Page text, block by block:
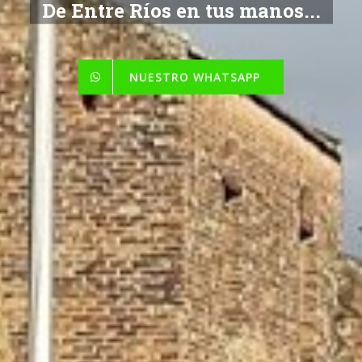
De Entre Ríos en tus manos...
NUESTRO WHATSAPP